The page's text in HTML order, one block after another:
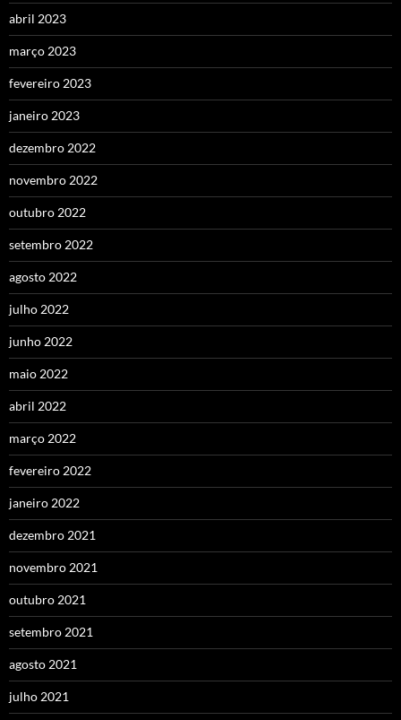
abril 2023
março 2023
fevereiro 2023
janeiro 2023
dezembro 2022
novembro 2022
outubro 2022
setembro 2022
agosto 2022
julho 2022
junho 2022
maio 2022
abril 2022
março 2022
fevereiro 2022
janeiro 2022
dezembro 2021
novembro 2021
outubro 2021
setembro 2021
agosto 2021
julho 2021